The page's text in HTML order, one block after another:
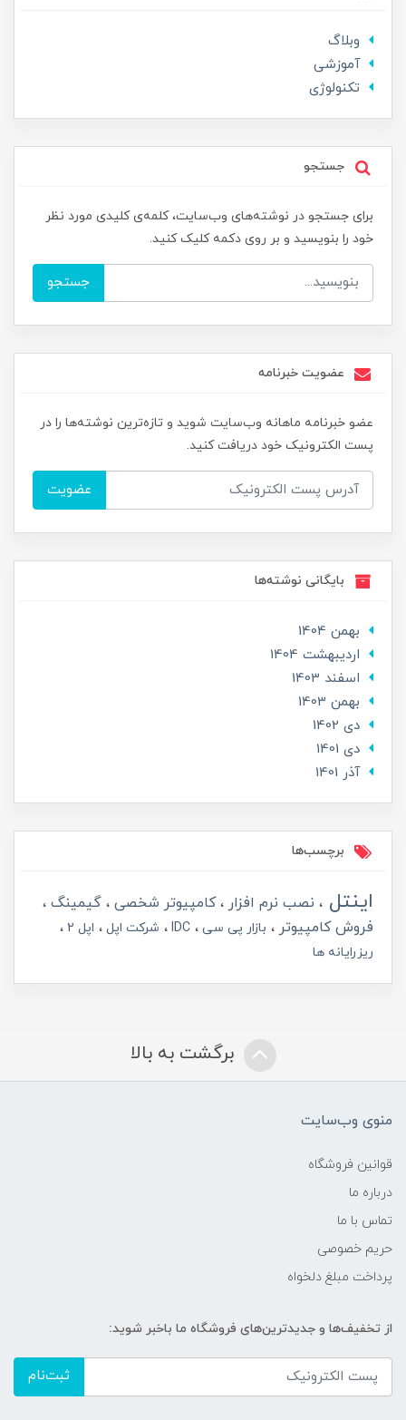
وبلاگ
آموزشی
تکنولوژی
جستجو
برای جستجو در نوشته‌های وب‌سایت، کلمه‌ی کلیدی مورد نظر
خود را بنویسید و بر روی دکمه کلیک کنید.
جستجو
عضویت خبرنامه
عضو خبرنامه ماهانه وب‌سایت شوید و تازه‌ترین نوشته‌ها را در
پست الکترونیک خود دریافت کنید.
عضویت
بایگانی نوشته‌ها
بهمن 1404
ارديبهشت 1404
اسفند 1403
بهمن 1403
دی 1402
دی 1401
آذر 1401
برچسب‌ها
اینتل نصب نرم افزار کامپیوتر شخصی
گیمینگ
فروش کامپیوتر
بازار پی سی IDC شرکت اپل
اپل 2
ریزرایانه ها
برگشت به بالا
منوی وب‌سایت
قوانین فروشگاه
درباره ما
تماس با ما
حریم خصوصی
پرداخت مبلغ دلخواه
از تخفیف‌ها و جدیدترین‌های فروشگاه ما باخبر شوید:
ثبت‌نام